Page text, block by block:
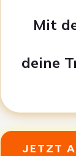
Mit
deine
JETZT